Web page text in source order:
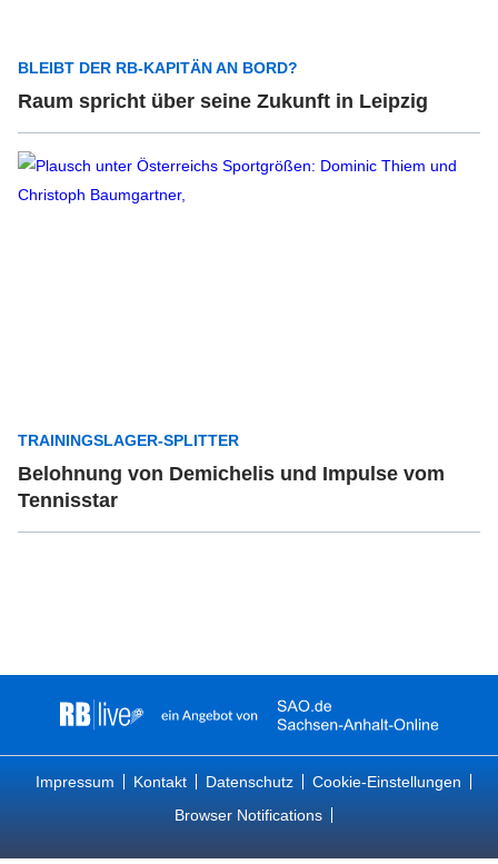
BLEIBT DER RB-KAPITÄN AN BORD?
Raum spricht über seine Zukunft in Leipzig
TRAININGSLAGER-SPLITTER
Belohnung von Demichelis und Impulse vom
Tennisstar
Impressum Kontakt Datenschutz
Cookie-Einstellungen
Browser Notifications